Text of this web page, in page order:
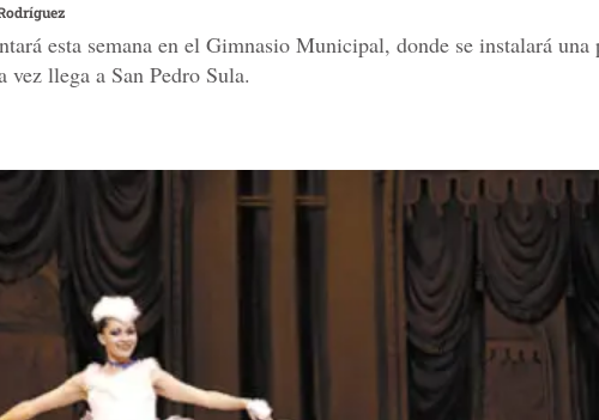
esta semana en el Gimnasio Municipal, donde se instalará
llega a San Pedro Sula.